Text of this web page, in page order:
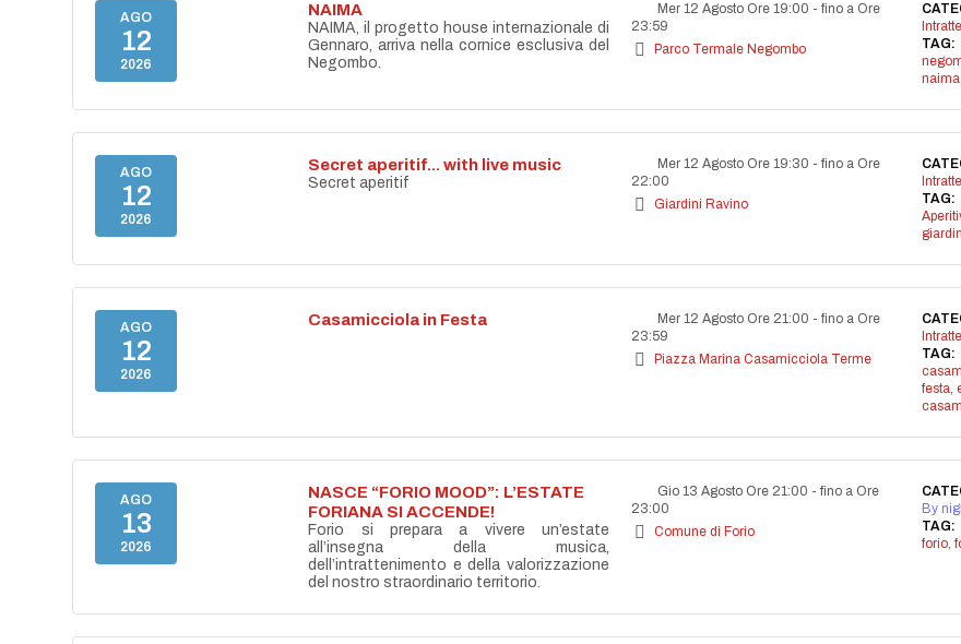
AGO
12
2026
NAIMA
NAIMA, il progetto house internazionale di
Gennaro, arriva nella cornice esclusiva del
Negombo.
Mer 12 Agosto Ore 19:00 - fino a Ore
23:59
Parco Termale Negombo
TAG:
naima
AGO
12
2026
Secret aperitif... with live music
Secret aperitif
Mer 12 Agosto Ore 19:30 - fino a Ore
22:00
Giardini Ravino
TAG:
AGO
12
2026
Casamicciola in Festa Mer 12 Agosto Ore 21:00 - fino a Ore
23:59
Piazza Marina Casamicciola Terme
TAG:
festa,
AGO
13
2026
NASCE “FORIO MOOD”: L’ESTATE
FORIANA SI ACCENDE!
Forio si prepara a vivere un’estate
all’insegna della musica,
dell’intrattenimento e della valorizzazione
del nostro straordinario territorio.
Gio 13 Agosto Ore 21:00 - fino a Ore
23:00
Comune di Forio
By
TAG:
forio,